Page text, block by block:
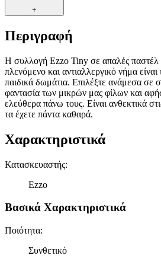
+
Περιγραφή
Η συλλογή Ezzo Tiny σε απαλές παστέλ
πλενόμενο και αντιαλλεργικό νήμα είναι
παιδικά δωμάτια. Επιλέξτε ανάμεσα σε
φαντασία των μικρών μας φίλων και
ελεύθερα πάνω τους. Είναι ανθεκτικά
τα έχετε πάντα καθαρά.
Χαρακτηριστικά
Κατασκευαστής:
Ezzo
Βασικά Χαρακτηριστικά
Ποιότητα:
Συνθετικό